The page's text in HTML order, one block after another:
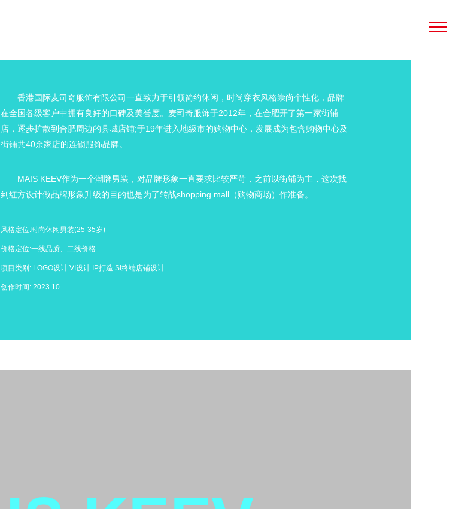
香港国际麦司奇服饰有限公司一直致力于引领简约休闲，时尚穿衣风格崇尚个性化，品牌
在全国各级客户中拥有良好的口碑及美誉度。麦司奇服饰于2012年，在合肥开了第一家街铺
店，逐步扩散到合肥周边的县城店铺;于19年进入地级市的购物中心，发展成为包含购物中心及
街铺共40余家店的连锁服饰品牌。
MAIS KEEV作为一个潮牌男装，对品牌形象一直要求比较严苛，之前以街铺为主，这次找
到红方设计做品牌形象升级的目的也是为了转战shopping mall（购物商场）作准备。
风格定位:时尚休闲男装(25-35岁)
价格定位:一线品质、二线价格
项目类别: LOGO设计 VI设计 IP打造 SI终端店铺设计
创作时间: 2023.10